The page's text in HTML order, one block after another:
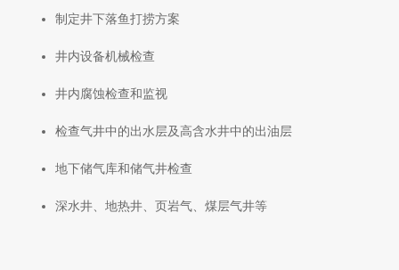
制定井下落鱼打捞方案
井内设备机械检查
井内腐蚀检查和监视
检查气井中的出水层及高含水井中的出油层
地下储气库和储气井检查
深水井、地热井、页岩气、煤层气井等